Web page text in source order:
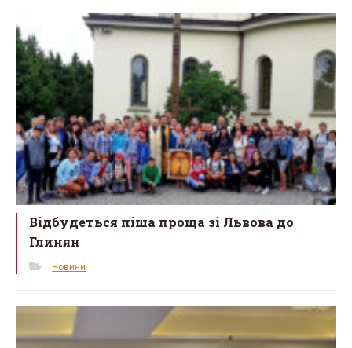
Відбудеться піша проща зі Львова до
Глинян
Новини